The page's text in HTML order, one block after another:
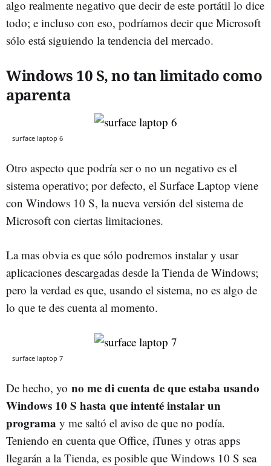
algo realmente negativo que decir de este portátil lo dice
todo; e incluso con eso, podríamos decir que Microsoft
sólo está siguiendo la tendencia del mercado.
Windows 10 S, no tan limitado como
aparenta
surface laptop 6
Otro aspecto que podría ser o no un negativo es el
sistema operativo; por defecto, el Surface Laptop viene
con Windows 10 S, la nueva versión del sistema de
Microsoft con ciertas limitaciones.
La mas obvia es que sólo podremos instalar y usar
aplicaciones descargadas desde la Tienda de Windows;
pero la verdad es que, usando el sistema, no es algo de
lo que te des cuenta al momento.
surface laptop 7
De hecho, yo no me di cuenta de que estaba usando
Windows 10 S hasta que intenté instalar un
programa y me saltó el aviso de que no podía.
Teniendo en cuenta que Office, iTunes y otras apps
llegarán a la Tienda, es posible que Windows 10 S sea